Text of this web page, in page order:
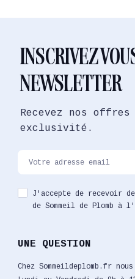
INSCRIVEZ
NEWSLETTER
Recevez nos
exclusivité.
J'accepte de recevoir
de Sommeil de Plomb à
UNE QUESTION
Chez Sommeildeplomb.fr